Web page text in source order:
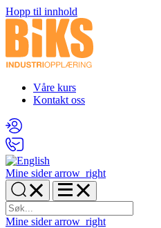
Hopp til innhold
Våre kurs
Kontakt oss
Mine sider arrow_right
Mine sider arrow_right